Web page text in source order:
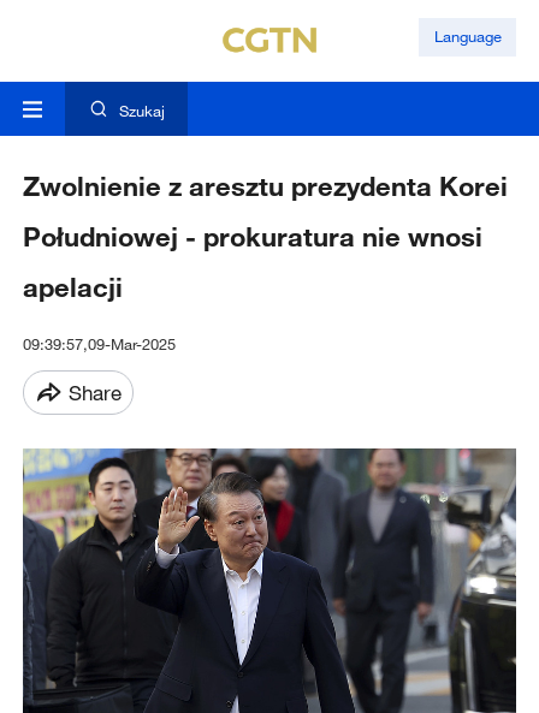
Language
Szukaj
Zwolnienie z aresztu prezydenta Korei
Południowej - prokuratura nie wnosi
apelacji
09:39:57,09-Mar-2025
Share